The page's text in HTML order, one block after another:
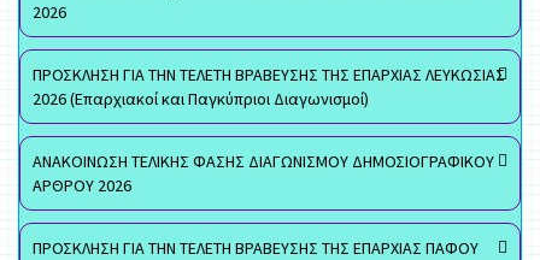
2026
ΠΡΟΣΚΛΗΣΗ ΓΙΑ ΤΗΝ ΤΕΛΕΤΗ ΒΡΑΒΕΥΣΗΣ ΤΗΣ ΕΠΑΡΧΙΑΣ ΛΕΥΚΩΣΙΑΣ
2026 (Επαρχιακοί και Παγκύπριοι Διαγωνισμοί)
ΑΝΑΚΟΙΝΩΣΗ ΤΕΛΙΚΗΣ ΦΑΣΗΣ ΔΙΑΓΩΝΙΣΜΟΥ ΔΗΜΟΣΙΟΓΡΑΦΙΚΟΥ
ΑΡΘΡΟΥ 2026
ΠΡΟΣΚΛΗΣΗ ΓΙΑ ΤΗΝ ΤΕΛΕΤΗ ΒΡΑΒΕΥΣΗΣ ΤΗΣ ΕΠΑΡΧΙΑΣ ΠΑΦΟΥ